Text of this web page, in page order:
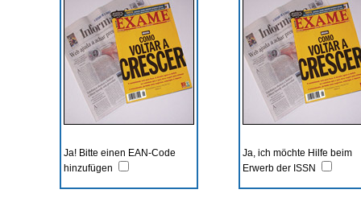
Ja! Bitte einen EAN-Code
hinzufügen
Ja, ich möchte Hilfe beim
Erwerb der ISSN